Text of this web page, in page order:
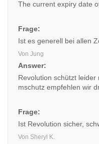
The current expiry date
Frage:
Ist es generell bei allen
Von Jung
Answer:
Revolution schützt
mschutz empfehlen wir
Frage:
Ist Revolution sicher,
Von Sheryl K.